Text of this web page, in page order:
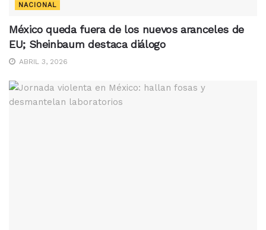
NACIONAL
México queda fuera de los nuevos aranceles de
EU; Sheinbaum destaca diálogo
ABRIL 3, 2026